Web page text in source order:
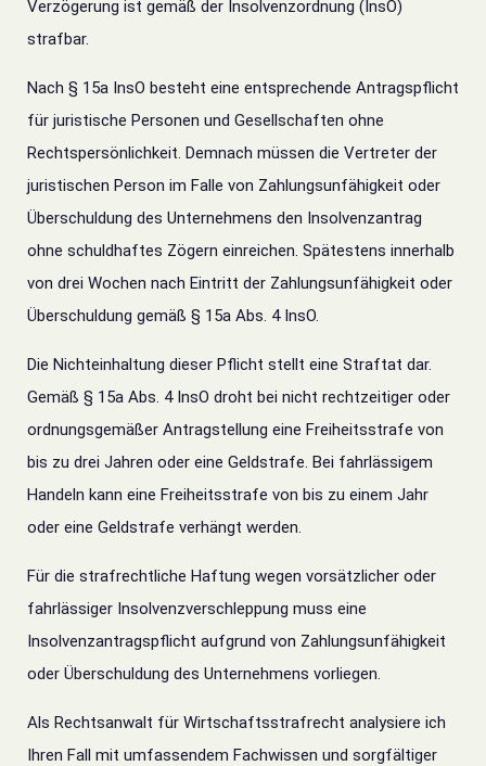
Verzögerung ist gemäß der Insolvenzordnung (InsO)
strafbar.
Nach § 15a InsO besteht eine entsprechende Antragspflicht
für juristische Personen und Gesellschaften ohne
Rechtspersönlichkeit. Demnach müssen die Vertreter der
juristischen Person im Falle von Zahlungsunfähigkeit oder
Überschuldung des Unternehmens den Insolvenzantrag
ohne schuldhaftes Zögern einreichen. Spätestens innerhalb
von drei Wochen nach Eintritt der Zahlungsunfähigkeit oder
Überschuldung gemäß § 15a Abs. 4 InsO.
Die Nichteinhaltung dieser Pflicht stellt eine Straftat dar.
Gemäß § 15a Abs. 4 InsO droht bei nicht rechtzeitiger oder
ordnungsgemäßer Antragstellung eine Freiheitsstrafe von
bis zu drei Jahren oder eine Geldstrafe. Bei fahrlässigem
Handeln kann eine Freiheitsstrafe von bis zu einem Jahr
oder eine Geldstrafe verhängt werden.
Für die strafrechtliche Haftung wegen vorsätzlicher oder
fahrlässiger Insolvenzverschleppung muss eine
Insolvenzantragspflicht aufgrund von Zahlungsunfähigkeit
oder Überschuldung des Unternehmens vorliegen.
Als Rechtsanwalt für Wirtschaftsstrafrecht analysiere ich
Ihren Fall mit umfassendem Fachwissen und sorgfältiger